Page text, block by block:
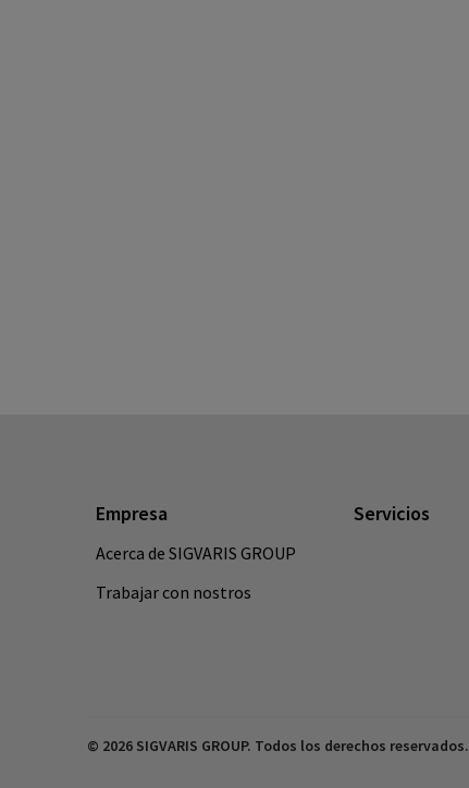
Empresa
Acerca de SIGVARIS GROUP
Trabajar con nostros
Servicios
© 2026 SIGVARIS GROUP. Todos los derechos reservados.